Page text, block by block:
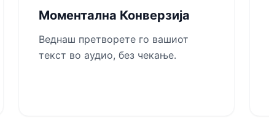
Моментална Конверзија
Веднаш претворете го вашиот
текст во аудио, без чекање.